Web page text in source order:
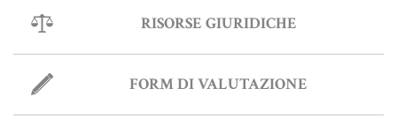
RISORSE GIURIDICHE
FORM DI VALUTAZIONE